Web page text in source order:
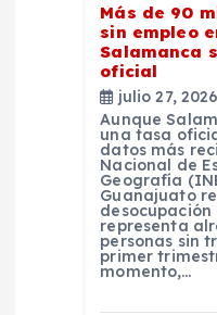
Más de 90
sin empleo
Salamanca
oficial
julio 27, 2026
Aunque
una tasa
datos más
Nacional de
Geografía
Guanajuato
desocupación
representa
personas sin
primer
momento,…